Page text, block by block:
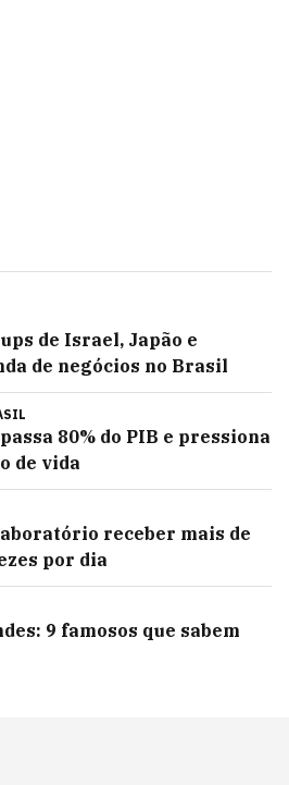
de Israel, Japão e
de negócios no Brasil
80% do PIB e pressiona
de vida
receber mais de
por dia
9 famosos que sabem